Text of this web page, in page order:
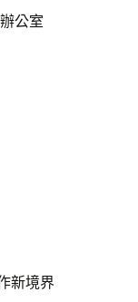
公室
新境界